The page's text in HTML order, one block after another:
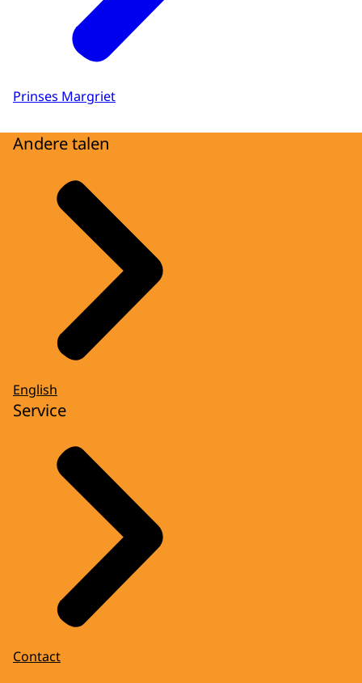
Prinses Margriet
Andere talen
English
Service
Contact